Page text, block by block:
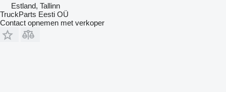
Estland, Tallinn
TruckParts Eesti OÜ
Contact opnemen met verkoper